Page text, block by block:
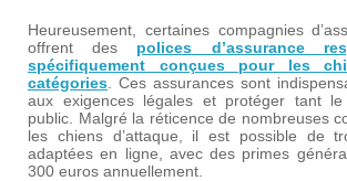
Heureusement, certaines compagnies
offrent des polices d’assurance
spécifiquement conçues pour les
catégories . Ces assurances sont
aux exigences légales et protéger tant
public. Malgré la réticence de nombreuses
les chiens d’attaque, il est possible de
adaptées en ligne, avec des primes
300 euros annuellement.